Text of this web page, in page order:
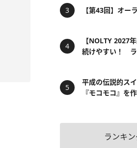
【第43回】オー
【NOLTY 2027
続けやすい！
平成の伝説的ス
『モコモコ』を
ランキ